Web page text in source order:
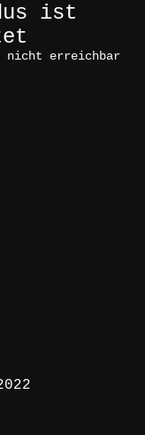
ist
nicht erreichbar